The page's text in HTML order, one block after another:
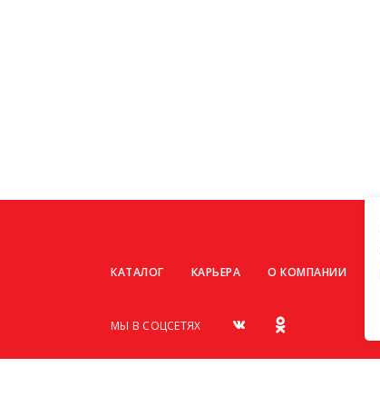
КАТАЛОГ КАРЬЕРА О КОМПАНИИ
МЫ В СОЦСЕТЯХ